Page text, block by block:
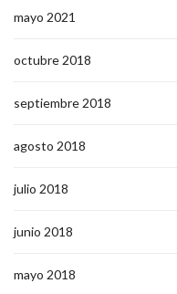
mayo 2021
octubre 2018
septiembre 2018
agosto 2018
julio 2018
junio 2018
mayo 2018